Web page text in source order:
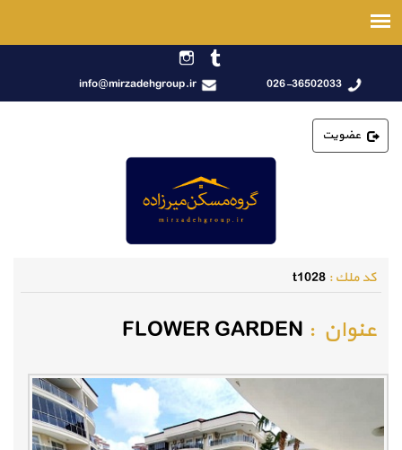
026-36502033
info@mirzadehgroup.ir
عضویت
كد ملك :t1028
عنوان : FLOWER GARDEN